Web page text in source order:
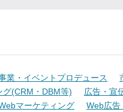
業・イベントプロデュース
グ(CRM・DBM等)
広告・宣
マーケティング
Web広告